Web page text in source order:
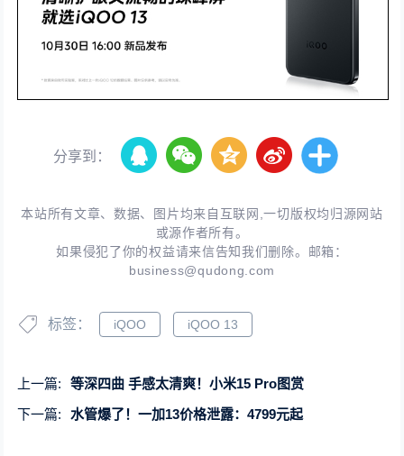
分享到：
本站所有文章、数据、图片均来自互联网,一切版权均归源网站
或源作者所有。
如果侵犯了你的权益请来信告知我们删除。邮箱：
business@qudong.com
标签： iQOO iQOO 13
上一篇:
等深四曲 手感太清爽！小米15 Pro图赏
下一篇:
水管爆了！一加13价格泄露：4799元起